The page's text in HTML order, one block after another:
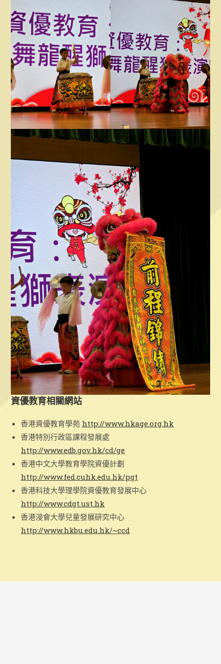
資優教育相關網站
香港資優教育學苑 http://www.hkage.org.hk
香港特別行政區課程發展處
http://www.edb.gov.hk/cd/ge
香港中文大學教育學院資優計劃
http://www.fed.cuhk.edu.hk/pgt
香港科技大學理學院資優教育發展中心
http://www.cdgt.ust.hk
香港浸會大學兒童發展研究中心
http://www.hkbu.edu.hk/~ccd